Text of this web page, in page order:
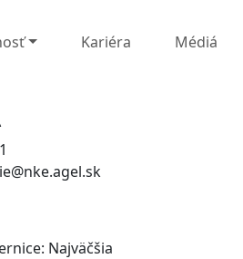
Kariéra Médiá
Najväčšia